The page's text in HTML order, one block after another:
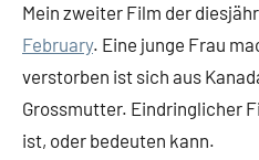
Mein zweiter Film der
February. Eine junge Frau
verstorben ist sich aus
Grossmutter. Eindringlicher
ist, oder bedeuten kann.